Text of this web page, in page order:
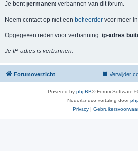
Je bentpermanent verbannen van dit forum.
Neem contact op met een beheerder voor meer
Opgegeven reden voor verbanning: ip-adres
Je IP-adres is verbannen.
Forumoverzicht Verwijder
Powered by phpBB® Forum Software
Nederlandse vertaling door
Privacy |